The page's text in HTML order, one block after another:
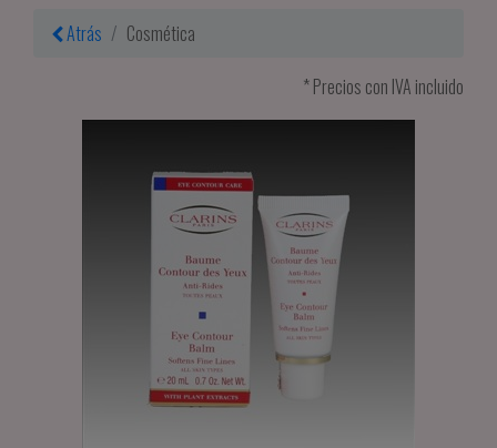
Atrás
Cosmética
* Precios con IVA incluido